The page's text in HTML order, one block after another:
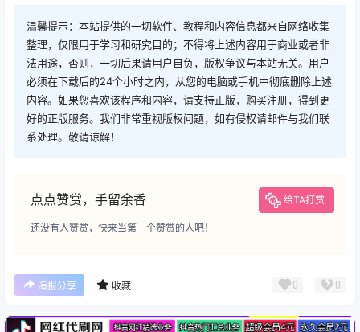
温馨提示：本站提供的一切软件、教程和内容信息都来自网络收集
整理，仅限用于学习和研究目的；不得将上述内容用于商业或者非
法用途，否则，一切后果请用户自负，版权争议与本站无关。用户
必须在下载后的24个小时之内，从您的电脑或手机中彻底删除上述
内容。如果您喜欢该程序和内容，请支持正版，购买注册，得到更
好的正版服务。我们非常重视版权问题，如有侵权请邮件与我们联
系处理。敬请谅解！
点点赞赏，手留余香 给TA打赏
还没有人赞赏，快来当第一个赞赏的人吧！
海报分享 收藏 0 0
广告